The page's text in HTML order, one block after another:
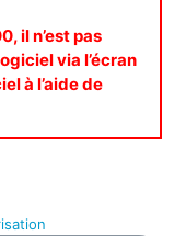
il n’est pas
via l’écran
à l’aide de